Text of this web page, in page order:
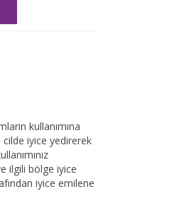
kullanımına
iyice yedirerek
ilgili bölge iyice
iyice emilene